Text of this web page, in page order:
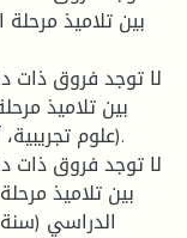
بين تلاميذ
بين تلاميذ
بين تلاميذ
الدراسي